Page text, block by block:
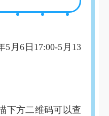
5月6日17:00-5月13
下方二维码可以查